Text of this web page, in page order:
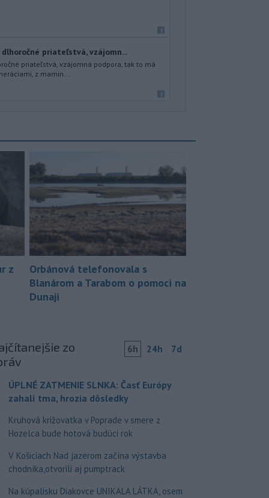
priateľstvá, vzájomn...
priateľstvá, vzájomná podpora, tak to má
z mamin...
z
Orbánová telefonovala s
Blanárom a Tarabom o pomoci na
Dunaji
zo
6h 24h 7d
ÚPLNÉ ZATMENIE SLNKA: Časť Európy
zahalí tma, hrozia dôsledky
Kruhová križovatka v Poprade v smere z
Hozelca bude hotová budúci rok
V Košiciach Nad jazerom začína výstavba
chodníka,otvorili aj pumptrack
Na kúpalisku Diakovce UNIKALA LÁTKA, osem